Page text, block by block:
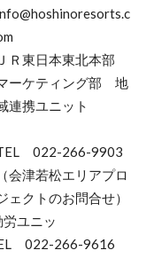
ＪＲ東日本東北本部
ーケティング部 地
連携ユニット
022-266-9903
（会津若松エリアプロ
ェクトのお問合せ）
ユニッ
9616